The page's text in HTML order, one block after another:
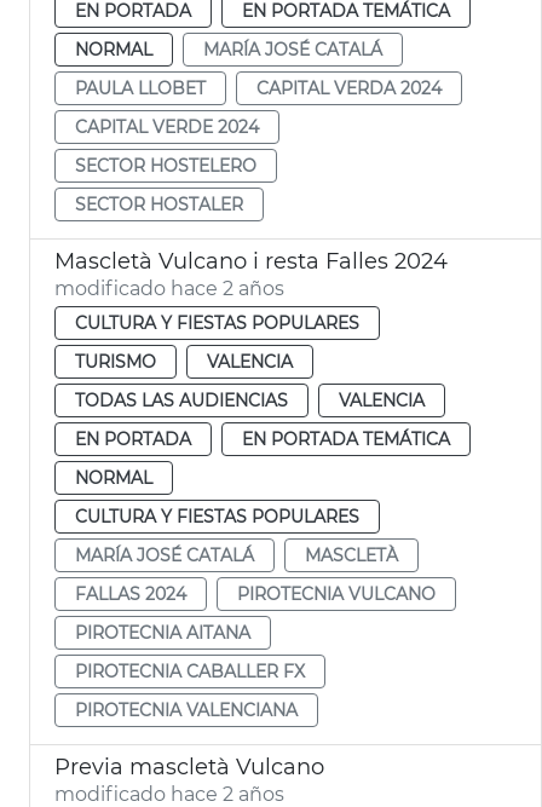
EN PORTADA
EN PORTADA TEMÁTICA
NORMAL
MARÍA JOSÉ CATALÁ
PAULA LLOBET
CAPITAL VERDA 2024
CAPITAL VERDE 2024
SECTOR HOSTELERO
SECTOR HOSTALER
Mascletà Vulcano i resta Falles 2024
modificado hace 2 años
CULTURA Y FIESTAS POPULARES
TURISMO
VALENCIA
TODAS LAS AUDIENCIAS
VALENCIA
EN PORTADA
EN PORTADA TEMÁTICA
NORMAL
CULTURA Y FIESTAS POPULARES
MARÍA JOSÉ CATALÁ
MASCLETÀ
FALLAS 2024
PIROTECNIA VULCANO
PIROTECNIA AITANA
PIROTECNIA CABALLER FX
PIROTECNIA VALENCIANA
Previa mascletà Vulcano
modificado hace 2 años